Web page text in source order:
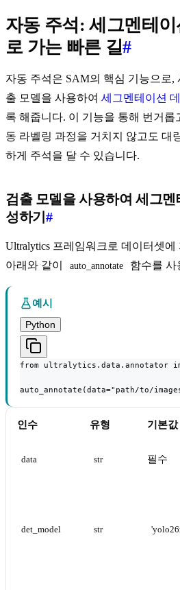
자동 주석: 세그멘테
로 가는 빠른 길#
자동 주석은 SAM의 핵심 기능으로,
출 모델을 사용하여 세그멘테이션
록 해줍니다. 이 기능을 통해 번거롭
동 라벨링 과정을 거치지 않고도 대
하게 주석을 달 수 있습니다.
검출 모델을 사용하여 세그
성하기 #
Ultralytics 프레임워크로 데이터셋
아래와 같이
auto_annotate 함수를 사
예시
Python
from ultralytics.data.annotator
auto_annotate(data="path/to/
인수 유형 기본값
data str 필수
det_model str